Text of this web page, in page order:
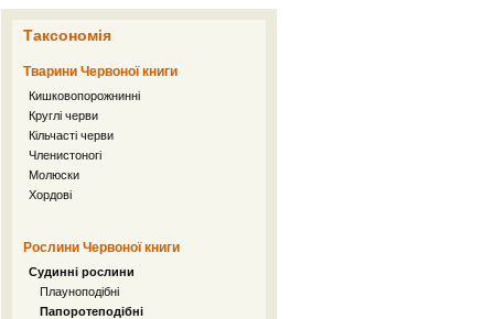
Таксономія
Тварини Червоної книги
Кишковопорожнинні
Круглі черви
Кільчасті черви
Членистоногі
Молюски
Хордові
Рослини Червоної книги
Судинні рослини
Плауноподібні
Папоротеподібні